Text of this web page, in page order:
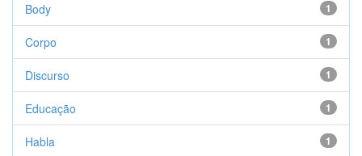
1
Body
1
Corpo
1
Discurso
1
Educação
1
Habla